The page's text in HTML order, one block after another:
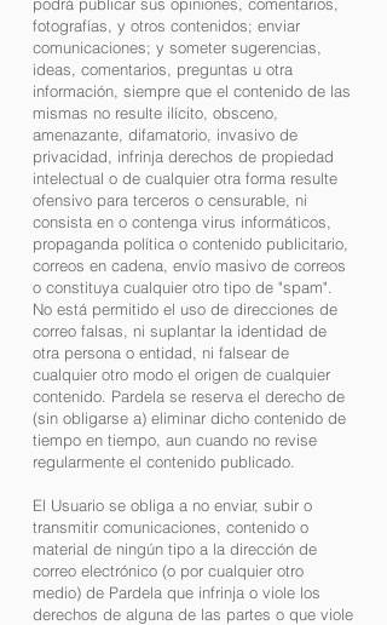
fotografías, y otros contenidos; enviar
comunicaciones; y someter sugerencias,
ideas, comentarios, preguntas u otra
información, siempre que el contenido de las
mismas no resulte ilícito, obsceno,
amenazante, difamatorio, invasivo de
privacidad, infrinja derechos de propiedad
intelectual o de cualquier otra forma resulte
ofensivo para terceros o censurable, ni
consista en o contenga virus informáticos,
propaganda política o contenido publicitario,
correos en cadena, envío masivo de correos
o constituya cualquier otro tipo de "spam".
No está permitido el uso de direcciones de
correo falsas, ni suplantar la identidad de
otra persona o entidad, ni falsear de
cualquier otro modo el origen de cualquier
contenido. Pardela se reserva el derecho de
(sin obligarse a) eliminar dicho contenido de
tiempo en tiempo, aun cuando no revise
regularmente el contenido publicado.
El Usuario se obliga a no enviar, subir o
transmitir comunicaciones, contenido o
material de ningún tipo a la dirección de
correo electrónico (o por cualquier otro
medio) de Pardela que infrinja o viole los
derechos de alguna de las partes o que viole